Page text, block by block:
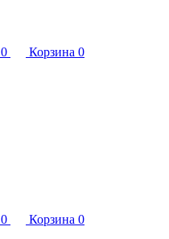
0 Корзина 0
0 Корзина 0